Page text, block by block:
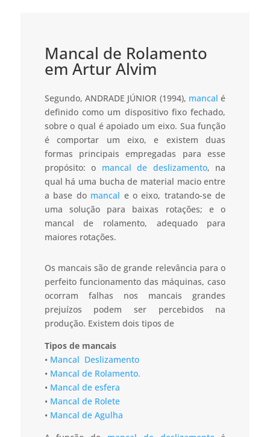
Mancal de Rolamento
em Artur Alvim
Segundo, ANDRADE JÚNIOR (1994), mancal é
definido como um dispositivo fixo fechado,
sobre o qual é apoiado um eixo. Sua função
é comportar um eixo, e existem duas
formas principais empregadas para esse
propósito: o mancal de deslizamento, na
qual há uma bucha de material macio entre
a base domancal e o eixo, tratando-se de
uma solução para baixas rotações; e o
mancal de rolamento, adequado para
maiores rotações.
Os mancais são de grande relevância para o
perfeito funcionamento das máquinas, caso
ocorram falhas nos mancais grandes
prejuízos podem ser percebidos na
produção. Existem dois tipos de
Tipos de mancais
• Mancal Deslizamento
• Mancal de Rolamento.
• Mancal de esfera
• Mancal de Rolete
• Mancal de Agulha